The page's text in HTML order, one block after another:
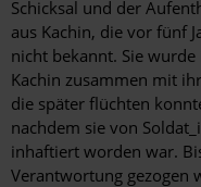
Schicksal und der
aus Kachin, die vor fünf
nicht bekannt. Sie
Kachin zusammen mit
die später flüchten
nachdem sie von
inhaftiert worden war.
Verantwortung gezogen